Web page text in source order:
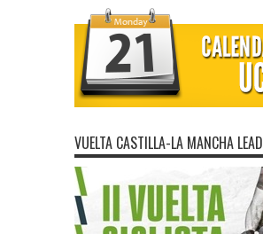
VUELTA CASTILLA-LA MANCHA